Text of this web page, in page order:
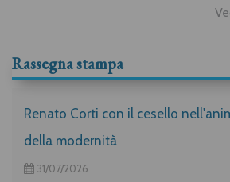
Rassegna stampa
Renato Corti con il cesello
della modernità
31/07/2026